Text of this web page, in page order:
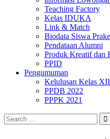
Teaching Factory
Kelas IDUKA
Link & Match
Biodata Siswa
Pendataan Alumni
Produk Kreatif dan
PPID
Pengumuman
Kelulusan Kelas XII
PPDB 2022
PPPK 2021
Search
for: